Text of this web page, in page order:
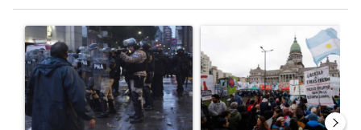
Un artículo de tendencia con el título "La tensión frente al
Un artículo de tendencia